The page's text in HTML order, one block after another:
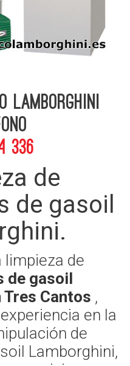
Lamborghini
336
de
de gasoil
limpieza de
de gasoil
Cantos ,
en la
de
Lamborghini,